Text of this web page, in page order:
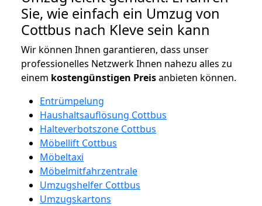
Sie, wie einfach ein Umzug von
Cottbus nach Kleve sein kann
Wir können Ihnen garantieren, dass unser
professionelles Netzwerk Ihnen nahezu alles zu
einem kostengünstigen Preisanbieten können.
Entrümpelung
Haushaltsauflösung Cottbus
Halteverbotszone Cottbus
Möbellift Cottbus
Möbeltaxi
Möbelmitfahrzentrale
Umzugshelfer Cottbus
Umzugskartons